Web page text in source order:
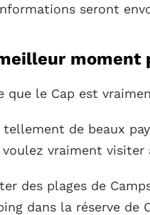
seront
moment
que le Cap est
tellement de beaux
voulez vraiment
des plages de
dans la réserve de